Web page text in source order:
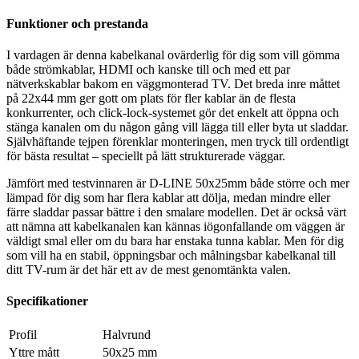
Funktioner och prestanda
I vardagen är denna kabelkanal ovärderlig för dig som vill gömma
både strömkablar, HDMI och kanske till och med ett par
nätverkskablar bakom en väggmonterad TV. Det breda inre måttet
på 22x44 mm ger gott om plats för fler kablar än de flesta
konkurrenter, och click-lock-systemet gör det enkelt att öppna och
stänga kanalen om du någon gång vill lägga till eller byta ut sladdar.
Självhäftande tejpen förenklar monteringen, men tryck till ordentligt
för bästa resultat – speciellt på lätt strukturerade väggar.
Jämfört med testvinnaren är D-LINE 50x25mm både större och mer
lämpad för dig som har flera kablar att dölja, medan mindre eller
färre sladdar passar bättre i den smalare modellen. Det är också värt
att nämna att kabelkanalen kan kännas iögonfallande om väggen är
väldigt smal eller om du bara har enstaka tunna kablar. Men för dig
som vill ha en stabil, öppningsbar och målningsbar kabelkanal till
ditt TV-rum är det här ett av de mest genomtänkta valen.
Specifikationer
Profil
Halvrund
Yttre mått
50x25 mm